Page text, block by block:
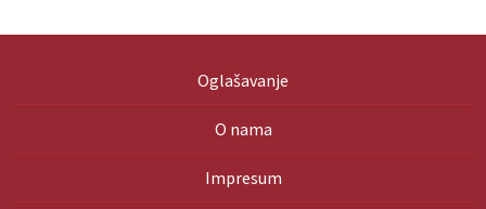
Oglašavanje
O nama
Impresum